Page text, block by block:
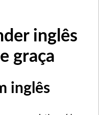
inglês
graça
inglês